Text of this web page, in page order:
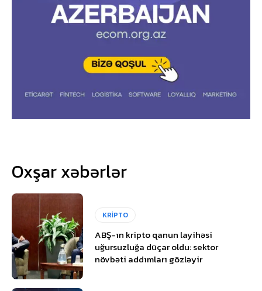
Oxşar xəbərlər
KRİPTO
ABŞ-ın kripto qanun layihəsi
uğursuzluğa düçar oldu: sektor
növbəti addımları gözləyir